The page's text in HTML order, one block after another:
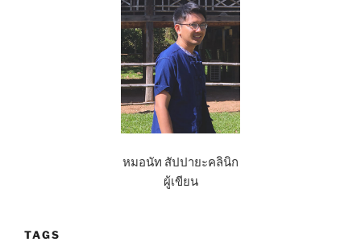
หมอนัท สัปปายะคลินิก
ผู้เขียน
TAGS